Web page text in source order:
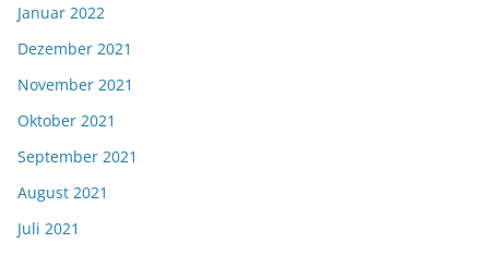
Januar 2022
Dezember 2021
November 2021
Oktober 2021
September 2021
August 2021
Juli 2021